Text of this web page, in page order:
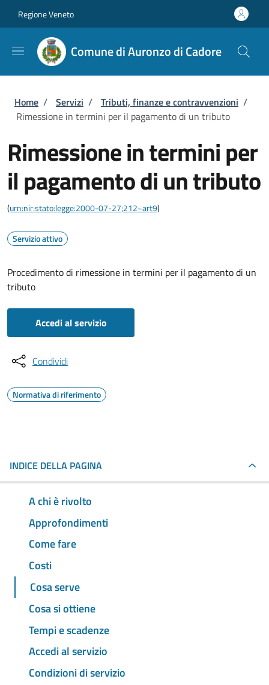
Regione Veneto
Comune di Auronzo di Cadore
Briciole di pane
Home / Servizi / Tributi, finanze e contravvenzioni /
Rimessione in termini per il pagamento di un tributo
Rimessione in termini per
il pagamento di un tributo
(urn:nir:stato:legge:2000-07-27;212~art9)
Servizio attivo
Procedimento di rimessione in termini per il pagamento di un
tributo
Accedi al servizio
Condividi
Normativa di riferimento
INDICE DELLA PAGINA
A chi è rivolto
Approfondimenti
Come fare
Costi
Cosa serve
Cosa si ottiene
Tempi e scadenze
Accedi al servizio
Condizioni di servizio